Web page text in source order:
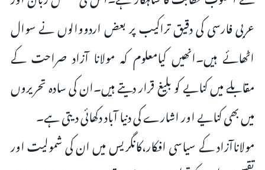
عربی فارسی کی دقیق تراکیب پر بعض اردووالوں نے سوال
اٹھائے ہیں۔انھیں کیامعلوم کہ مولانا آزاد صراحت کے
مقابلے میں کنایے کو بلیغ قرار دیتے ہیں۔ان کی سادہ تحریروں
میں بھی کنایے اور اشارے کی دنیا آباد دکھائی دیتی ہے۔
مولاناآزاد کے سیاسی افکار،کانگریس میں ان کی شمولیت اور